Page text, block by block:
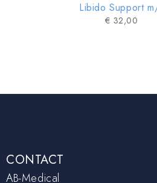
Libido Support
€ 32,00
CONTACT
AB-Medical